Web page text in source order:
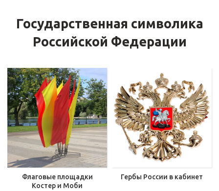
Государственная символика
Российской Федерации
Флаговые площадки
Костер и Моби
Гербы России в кабинет